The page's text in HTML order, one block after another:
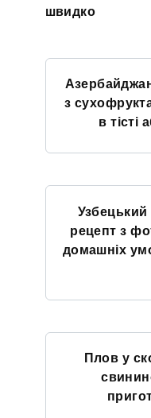
швидко
з
в тісті
рецепт з
домашніх
Плов у